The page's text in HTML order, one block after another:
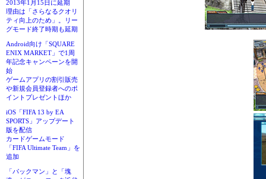
2013年1月15日に延期
理由は「さらなるクオリ
ティ向上のため」。リー
グモード終了時期も延期
Android向け「SQUARE
ENIX MARKET」で1周
年記念キャンペーンを開
始
ゲームアプリの割引販売
や新規会員登録者へのポ
イントプレゼントほか
iOS「FIFA 13 by EA
SPORTS」アップデート
版を配信
カードゲームモード
「FIFA Ultimate Team」を
追加
「パックマン」と「塊